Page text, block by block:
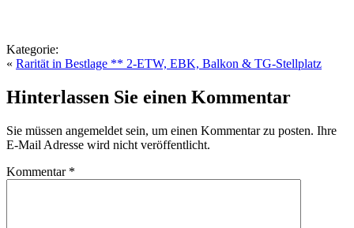
Kategorie:
« Rarität in Bestlage ** 2-ETW, EBK, Balkon & TG-Stellplatz
Hinterlassen Sie einen Kommentar
Sie müssen angemeldet sein, um einen Kommentar zu posten. Ihre
E-Mail Adresse wird nicht veröffentlicht.
Kommentar *